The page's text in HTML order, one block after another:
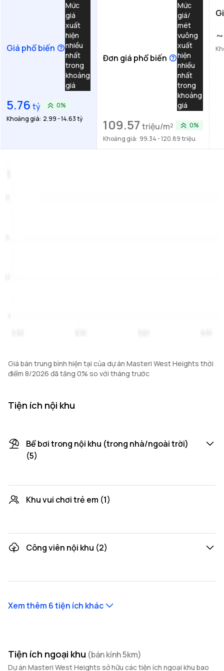
Giá phổ biến
Mức
giá
xuất
hiện
nhiều
nhất
trong
khoảng
giá
5.76 tỷ
0%
Khoảng giá: 2.99 - 14.63 tỷ
Đơn giá phổ biến
Mức
giá/
mét
vuông
xuất
hiện
nhiều
nhất
trong
khoảng
giá
109.57 triệu/m²
0%
Khoảng giá: 99.34 - 120.89 triệu
~
Giá bán trung bình hiện tại của dự án Masteri West Heights thời
điểm 8/2026 đã tăng 0% so với tháng trước
Tiện ích nội khu
Bể bơi trong nội khu (trong nhà/ngoài trời)
(5)
Bể bơi tầng thượng tòa West B HOT
Khu vui chơi trẻ em (1)
Công viên nội khu (2)
Xem thêm 6 tiện ích khác
Tiện ích ngoại khu (bán kính 5km)
Dự án Masteri West Heights sở hữu các tiện ích ngoại khu bao